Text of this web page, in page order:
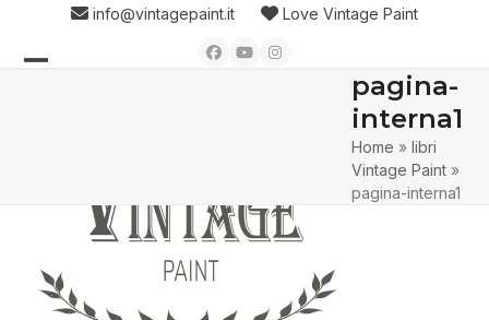
content
info@vintagepaint.it Love Vintage Paint
Facebook
YouTubeInstagram
pagina-
interna1
Home »libri
Vintage Paint »
pagina-interna1